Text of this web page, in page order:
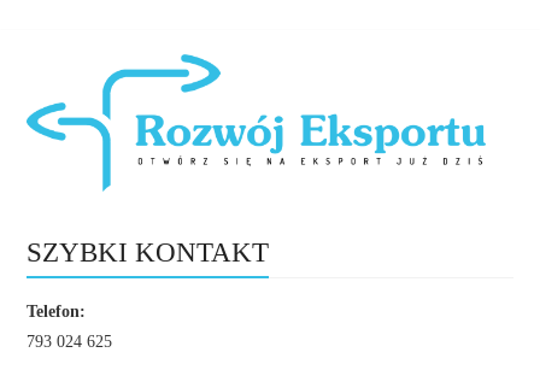
SZYBKI KONTAKT
Telefon:
793 024 625